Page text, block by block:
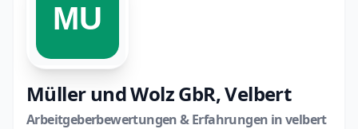
Müller und Wolz GbR, Velbert
Arbeitgeberbewertungen & Erfahrungen in velbert